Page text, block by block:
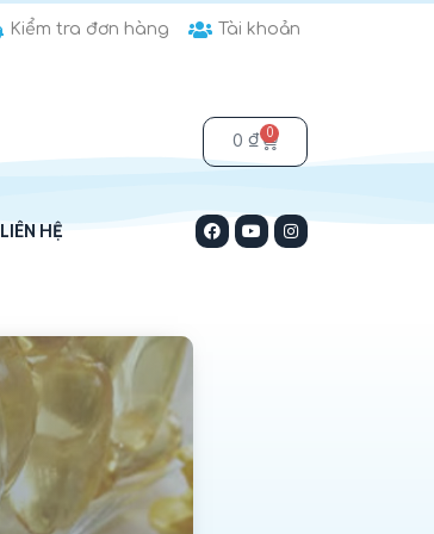
Kiểm tra đơn hàng Tài khoản
0₫ 0
LIÊN HỆ